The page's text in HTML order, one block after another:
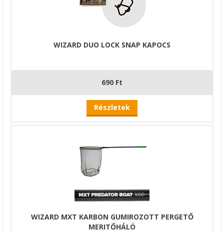
WIZARD DUO LOCK SNAP KAPOCS
690 Ft
Részletek
WIZARD MXT KARBON GUMIROZOTT PERGETŐ
MERITŐHÁLÓ